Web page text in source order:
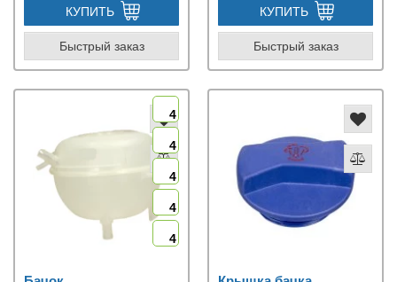
КУПИТЬ
Быстрый заказ
КУПИТЬ
Быстрый заказ
4
4
4
4
4